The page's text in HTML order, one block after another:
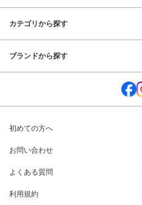
カテゴリから探す
ブランドから探す
初めての方へ
お問い合わせ
よくある質問
利用規約